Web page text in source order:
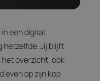
in een digital
hetzelfde. Jij blijft
overzicht, ook
even op zijn kop